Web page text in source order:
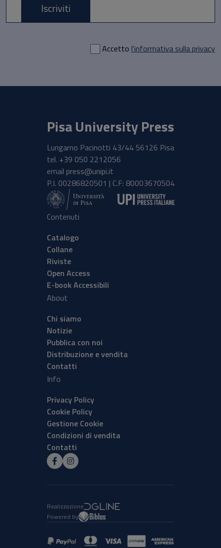
E-mail *
Accetto l'informativa sulla privacy
Iscriviti
Pisa University Press
Lungarno Pacinotti 43/44 56126 Pisa
tel. +39 050 2212056
email press@unipi.it
P.I. 00286820501 | C.F: 80003670504
Contenuti
Catalogo
Collane
Riviste
Open Access
E-book Accessibili
About
Chi siamo
Notizie
Pubblica con noi
Distribuzione e vendita
Contatti
Info
Privacy Policy
Cookie Policy
Gestione Cookie
Condizioni di vendita
Contatti
Realizzazione
Powered by